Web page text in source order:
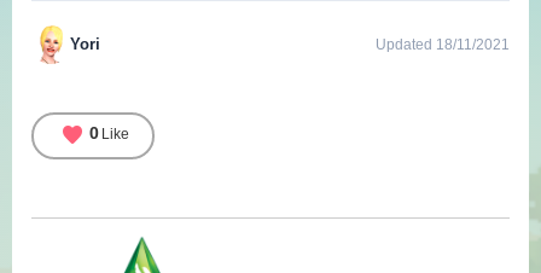
Yori Updated 18/11/2021
favorite 0 Like